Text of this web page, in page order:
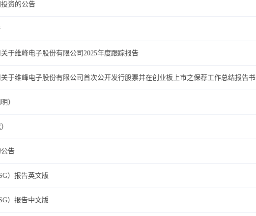
资的公告
于维峰电子股份有限公司2025年度跟踪报告
于维峰电子股份有限公司首次公开发行股票并在创业板上市之保荐工作总结报告书
）
告
）报告英文版
）报告中文版